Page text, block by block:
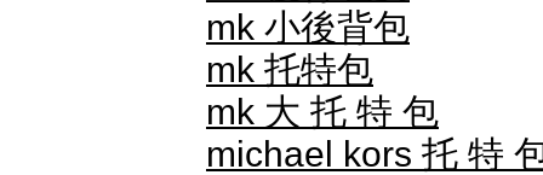
mk 小後背包
mk 托特包
mk 大 托 特 包
michael kors 托 特